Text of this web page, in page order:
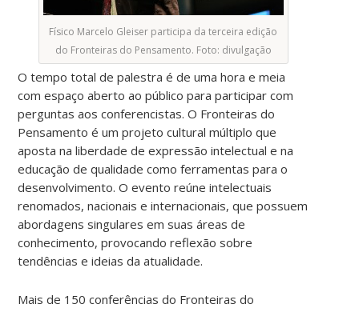
Físico Marcelo Gleiser participa da terceira edição
do Fronteiras do Pensamento. Foto: divulgação
O tempo total de palestra é de uma hora e meia
com espaço aberto ao público para participar com
perguntas aos conferencistas. O Fronteiras do
Pensamento é um projeto cultural múltiplo que
aposta na liberdade de expressão intelectual e na
educação de qualidade como ferramentas para o
desenvolvimento. O evento reúne intelectuais
renomados, nacionais e internacionais, que possuem
abordagens singulares em suas áreas de
conhecimento, provocando reflexão sobre
tendências e ideias da atualidade.
Mais de 150 conferências do Fronteiras do